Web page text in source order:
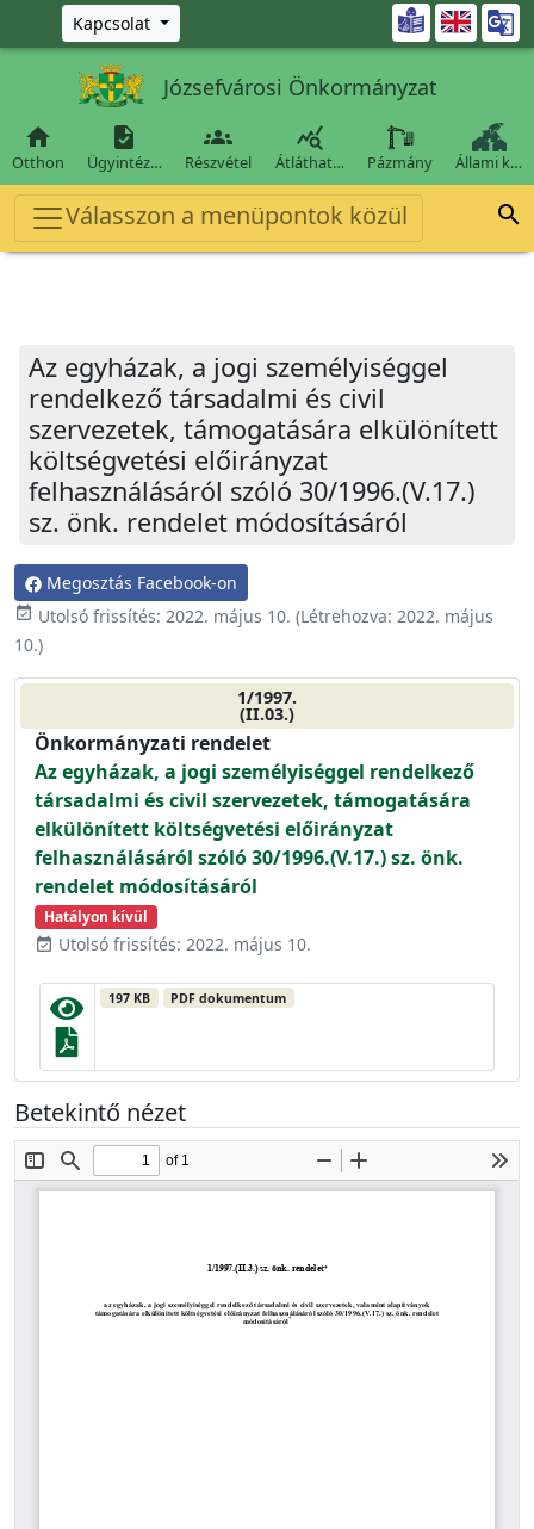
Ugrás a fő tartalomra
Kapcsolat 
Józsefvárosi Önkormányzat

Otthon

Ügyintéz…

Részvétel

Átláthat… Pázmány Állami k…
Válasszon a menüpontok közül 
Az egyházak, a jogi személyiséggel
rendelkező társadalmi és civil
szervezetek, támogatására elkülönített
költségvetési előirányzat
felhasználásáról szóló 30/1996.(V.17.)
sz. önk. rendelet módosításáról
Megosztás Facebook-on
event_available Utolsó frissítés: 2022. május 10. (Létrehozva: 2022. május
10.)
1/1997.
(II.03.)
Önkormányzati rendelet
Az egyházak, a jogi személyiséggel rendelkező
társadalmi és civil szervezetek, támogatására
elkülönített költségvetési előirányzat
felhasználásáról szóló 30/1996.(V.17.) sz. önk.
rendelet módosításáról
Hatályon kívül
event_available Utolsó frissítés: 2022. május 10.
197 KB PDF dokumentum
Betekintő nézet